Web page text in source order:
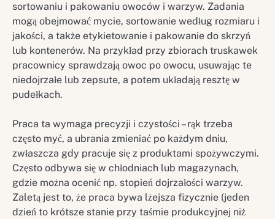
sortowaniu i pakowaniu owoców i warzyw. Zadania
mogą obejmować mycie, sortowanie według rozmiaru i
jakości, a także etykietowanie i pakowanie do skrzyń
lub kontenerów. Na przykład przy zbiorach truskawek
pracownicy sprawdzają owoc po owocu, usuwając te
niedojrzałe lub zepsute, a potem układają resztę w
pudełkach.
Praca ta wymaga precyzji i czystości – rąk trzeba
często myć, a ubrania zmieniać po każdym dniu,
zwłaszcza gdy pracuje się z produktami spożywczymi.
Często odbywa się w chłodniach lub magazynach,
gdzie można ocenić np. stopień dojrzałości warzyw.
Zaletą jest to, że praca bywa lżejsza fizycznie (jeden
dzień to krótsze stanie przy taśmie produkcyjnej niż